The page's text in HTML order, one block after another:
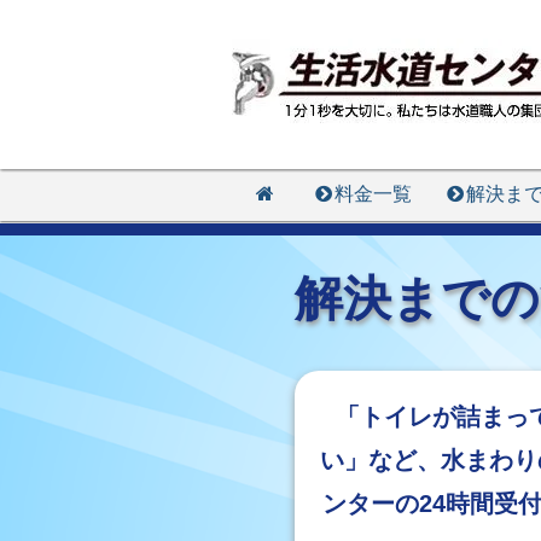
料金一覧 解決ま
解決まで
「トイレが詰ま
い」など、水まわ
ンターの24時間受